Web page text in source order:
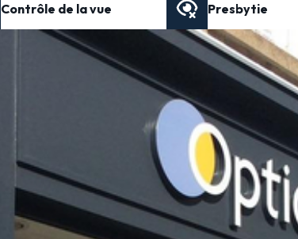
Contrôle de la vue Presbytie